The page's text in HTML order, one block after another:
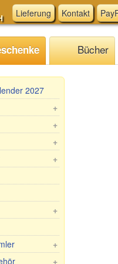
Lieferung Kontakt
Bücher
2027
+
&
+
+
+
+
4-fach
+
+